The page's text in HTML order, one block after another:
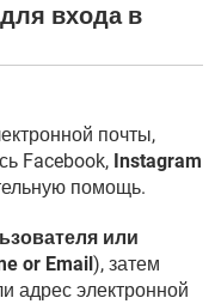
входа в
почты,
Facebook, Instagram
помощь.
или
or Email ), затем
адрес электронной